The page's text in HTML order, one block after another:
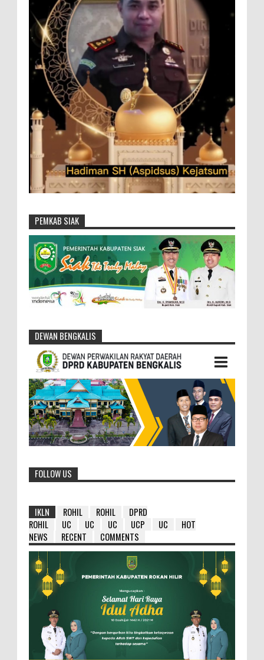
PEMKAB SIAK
DEWAN BENGKALIS
FOLLOW US
IKLN ROHIL ROHIL
DPRD
ROHIL
UC UC UC UCP UC
HOT
NEWS
RECENT COMMENTS